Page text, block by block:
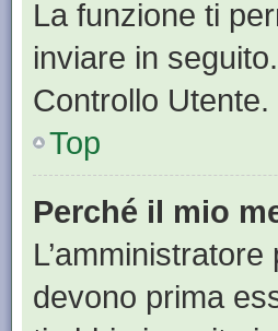
La funzione ti
inviare in
Controllo Utente.
Top
Perché il mio
devono prima